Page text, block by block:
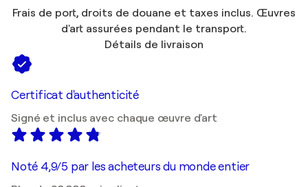
Frais de port, droits de douane et taxes inclus. Œuvres
d'art assurées pendant le transport.
Détails de livraison
Certificat d'authenticité
Signé et inclus avec chaque œuvre d'art
Noté 4,9/5 par les acheteurs du monde entier